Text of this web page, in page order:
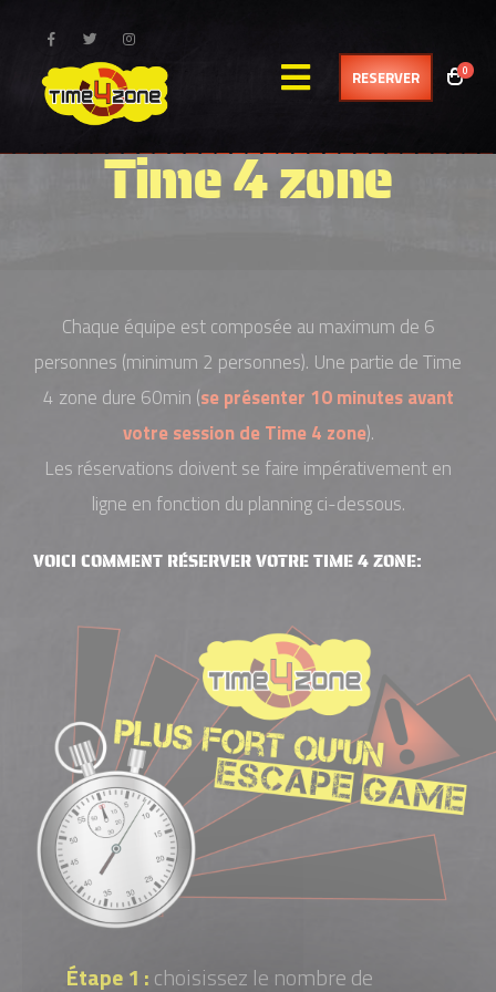
RESERVER 0
Time 4 zone
Chaque équipe est composée au maximum de 6
personnes (minimum 2 personnes). Une partie de Time
4 zone dure 60min (se présenter 10 minutes avant
votre session de Time 4 zone).
Les réservations doivent se faire impérativement en
ligne en fonction du planning ci-dessous.
VOICI COMMENT RÉSERVER VOTRE TIME 4 ZONE:
Étape 1 :choisissez le nombre de